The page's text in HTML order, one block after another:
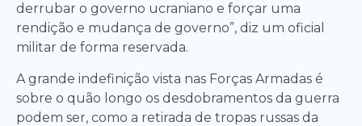
derrubar o governo ucraniano e forçar uma
rendição e mudança de governo”, diz um oficial
militar de forma reservada.
A grande indefinição vista nas Forças Armadas é
sobre o quão longo os desdobramentos da guerra
podem ser, como a retirada de tropas russas da